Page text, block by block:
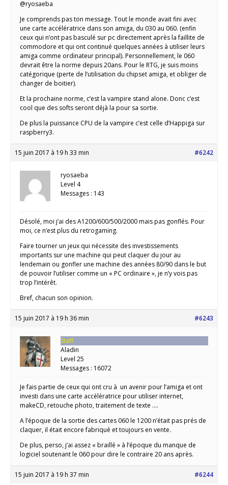
@ryosaeba
Je comprends pas ton message. Tout le monde avait fini avec
une carte accélératrice dans son amiga, du 030 au 060. (enfin
ceux qui n’ont pas basculé sur pc directement après la faillite de
commodore et qui ont continué quelques années à utiliser leurs
amiga comme ordinateur principal). Personnellement, le 060
devrait être la norme depuis 20ans. Pour le RTG, je suis moins
catégorique (perte de l’utilisation du chipset amiga, et obliger de
changer de boitier).
Et la prochaine norme, c’est la vampire stand alone. Donc c’est
cool que des softs seront déjà la pour sa sortie.
De plus la puissance CPU de la vampire c’est celle d’Happiga sur
raspberry3.
15 juin 2017 à 19 h 33 min #6242
ryosaeba
Level 4
Messages : 143
Désolé, moi j’ai des A1200/600/500/2000 mais pas gonflés. Pour
moi, ce n’est plus du retrogaming.
Faire tourner un jeux qui nécessite des investissements
importants sur une machine qui peut claquer du jour au
lendemain ou gonfler une machine des années 80/90 dans le but
de pouvoir l’utiliser comme un « PC ordinaire », je n’y vois pas
trop l’intérêt.
Bref, chacun son opinion.
15 juin 2017 à 19 h 36 min #6243
Staff
Aladin
Level 25
Messages : 16072
Je fais partie de ceux qui ont cru à un avenir pour l’amiga et ont
investi dans une carte accélératrice pour utiliser internet,
makeCD, retouche photo, traitement de texte ….
A l’époque de la sortie des cartes 060 le 1200 n’était pas prés de
claquer, il était encore fabriqué et toujours en vente.
De plus, perso, j’ai assez « braillé » à l’époque du manque de
logiciel soutenant le 060 pour dire le contraire 20 ans après.
15 juin 2017 à 19 h 37 min #6244